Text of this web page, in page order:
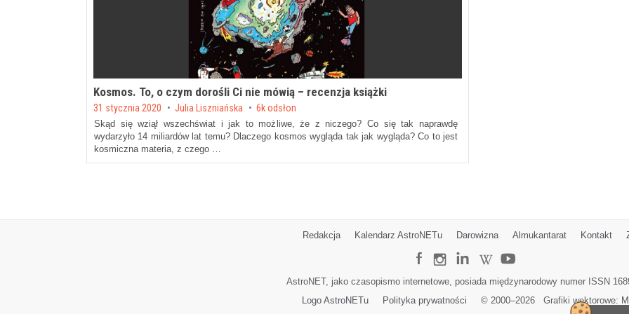
Kosmos. To, o czym dorośli Ci nie mówią – recenzja książki
Posted on
31 stycznia 2020 byJulia Liszniańska 6k odsłon
Skąd się wziął wszechświat i jak to możliwe, że z niczego? Co się tak naprawdę
wydarzyło 14 miliardów lat temu? Dlaczego kosmos wygląda tak jak wygląda? Co to jest
kosmiczna materia, z czego …
Redakcja Kalendarz AstroNETu Darowizna Almukantarat Kontakt
AstroNET, jako czasopismo internetowe, posiada międzynarodowy numer ISSN
Logo AstroNETu
Polityka prywatności © 2000–2026 Grafiki wektorowe: